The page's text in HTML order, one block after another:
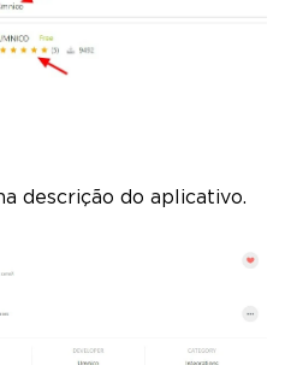
descrição do aplicativo.